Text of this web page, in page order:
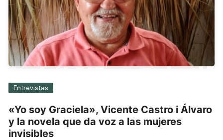
Entrevistas
«Yo soy Graciela», Vicente Castro i Álvaro
y la novela que da voz a las mujeres
invisibles